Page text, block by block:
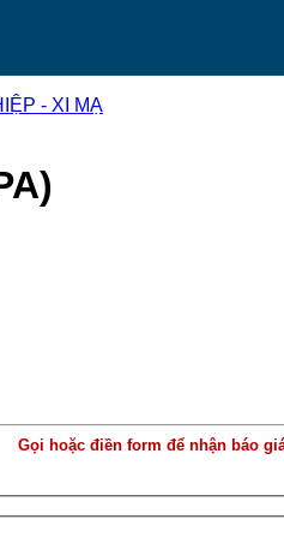
- XI MẠ
Gọi hoặc điền form để nhận báo